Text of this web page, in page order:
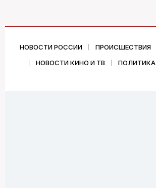
НОВОСТИ РОССИИ ПРОИСШЕСТВИЯ
НОВОСТИ КИНО И ТВ
ПОЛИТИКА